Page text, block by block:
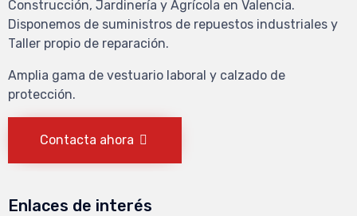
Construcción, Jardinería y Agrícola en Valencia.
Disponemos de suministros de repuestos industriales y
Taller propio de reparación.
Amplia gama de vestuario laboral y calzado de
protección.
Contacta ahora
Enlaces de interés